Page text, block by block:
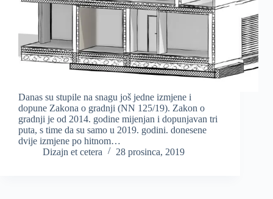
Danas su stupile na snagu još jedne izmjene i
dopune Zakona o gradnji (NN 125/19). Zakon o
gradnji je od 2014. godine mijenjan i dopunjavan tri
puta, s time da su samo u 2019. godini. donesene
dvije izmjene po hitnom…
Dizajn et cetera
28 prosinca, 2019